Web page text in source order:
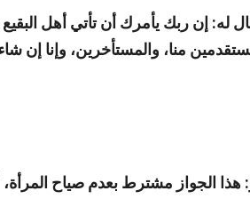
له: إن ربك يأمرك أن تأتي أهل
منا، والمستأخرين، وإنا إن